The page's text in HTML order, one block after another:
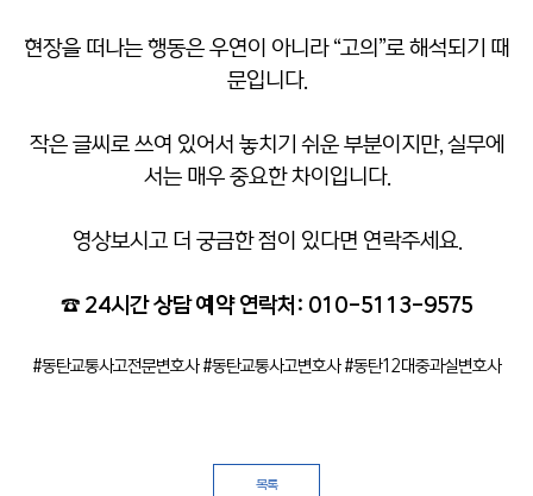
현장을 떠나는 행동은 우연이 아니라 “고의”로 해석되기 때
문입니다.
작은 글씨로 쓰여 있어서 놓치기 쉬운 부분이지만, 실무에
서는 매우 중요한 차이입니다.
영상보시고 더 궁금한 점이 있다면 연락주세요.
☎ 24시간 상담 예약 연락처: 010-5113-9575
#동탄교통사고전문변호사 #동탄교통사고변호사 #동탄12대중과실변호사
목록